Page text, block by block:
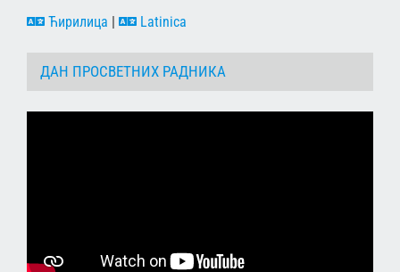
Ћирилица | Latinica
ДАН ПРОСВЕТНИХ РАДНИКА